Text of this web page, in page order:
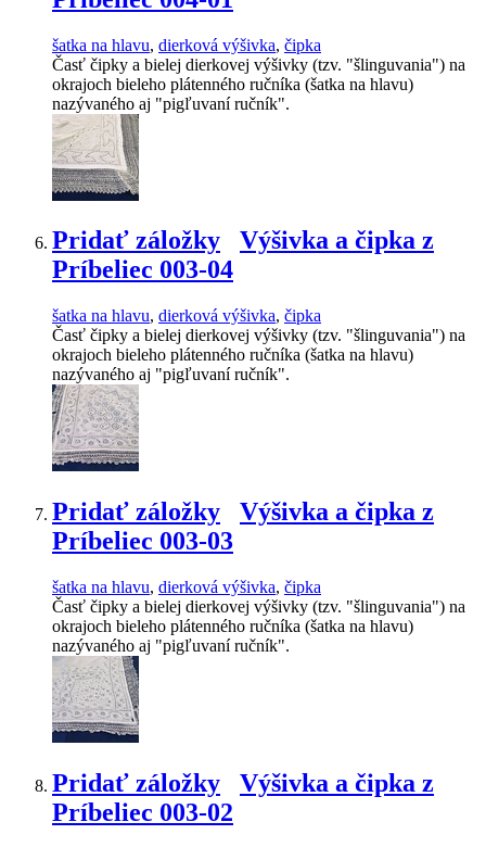
šatka na hlavu, dierková výšivka, čipka
Časť čipky a bielej dierkovej výšivky (tzv. "šlinguvania") na
okrajoch bieleho plátenného ručníka (šatka na hlavu)
nazývaného aj "pigľuvaní ručník".
Pridať záložky
Výšivka a čipka z
Príbeliec 003-04
šatka na hlavu, dierková výšivka, čipka
Časť čipky a bielej dierkovej výšivky (tzv. "šlinguvania") na
okrajoch bieleho plátenného ručníka (šatka na hlavu)
nazývaného aj "pigľuvaní ručník".
Pridať záložky
Výšivka a čipka z
Príbeliec 003-03
šatka na hlavu, dierková výšivka, čipka
Časť čipky a bielej dierkovej výšivky (tzv. "šlinguvania") na
okrajoch bieleho plátenného ručníka (šatka na hlavu)
nazývaného aj "pigľuvaní ručník".
Pridať záložky
Výšivka a čipka z
Príbeliec 003-02